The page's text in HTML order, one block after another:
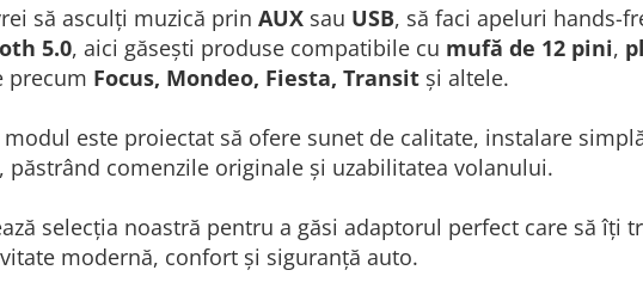
să asculți muzică prin AUX sau USB, să faci apeluri hands-
5.0, aici găsești produse compatibile cu mufă de 12 pini,
precum Focus, Mondeo, Fiesta, Transit și altele.
modul este proiectat să ofere sunet de calitate, instalare
păstrând comenzile originale și uzabilitatea volanului.
selecția noastră pentru a găsi adaptorul perfect care să
modernă, confort și siguranță auto.